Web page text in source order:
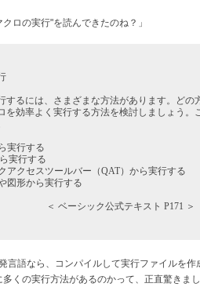
クロの実行"を読んできたのね？」
するには、さまざまな方法があります。ど
を効率よく実行する方法を検討しましょう。
実行する
実行する
アクセスツールバー（QAT）から実行する
図形から実行する
発言語なら、コンパイルして実行ファイルを
多くの実行方法があるのかって、正直驚きま